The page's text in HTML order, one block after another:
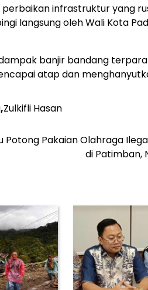
infrastruktur yang
langsung oleh Wali Kota
banjir bandang
atap dan
,Zulkifli Hasan
Potong Pakaian Olahraga
di Patimban,